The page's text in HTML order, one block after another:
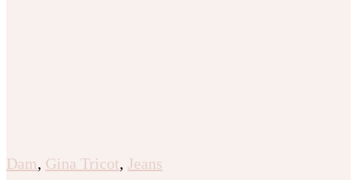
Dam, Gina Tricot, Jeans